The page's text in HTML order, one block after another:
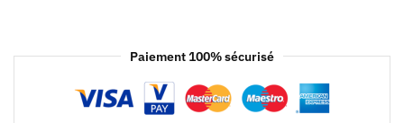
Paiement 100% sécurisé